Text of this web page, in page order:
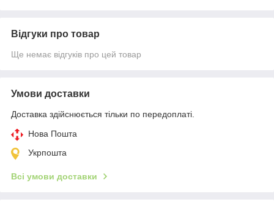
Відгуки про товар
Ще немає відгуків про цей товар
Умови доставки
Доставка здійснюється тільки по передоплаті.
Нова Пошта
Укрпошта
Всі умови доставки